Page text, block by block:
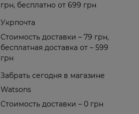
грн, бесплатно от 699 грн
Укрпочта
Стоимость доставки – 79 грн,
бесплатная доставка от – 599
грн
Забрать сегодня в магазине
Watsons
Стоимость доставки – 0 грн